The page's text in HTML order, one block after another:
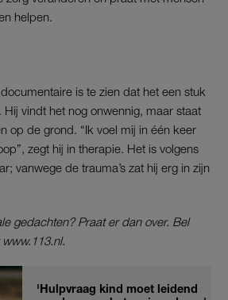
helpen.
is te zien dat het een stuk
vindt het nog onwennig, maar staat
op de grond. “Ik voel mij in één keer
zegt hij in therapie. Het is volgens
vanwege de trauma’s zat hij erg in zijn
gedachten? Praat er dan over. Bel
'Hulpvraag kind moet leidend